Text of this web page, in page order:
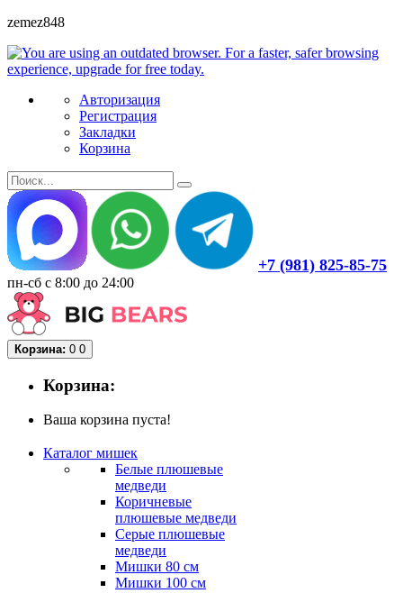
zemez848
Авторизация
Регистрация
Закладки
Корзина
+7 (981) 825-85-75
пн-сб с 8:00 до 24:00
Корзина: 0 0
Корзина:
Ваша корзина пуста!
Каталог мишек
Белые плюшевые
медведи
Коричневые
плюшевые медведи
Серые плюшевые
медведи
Мишки 80 см
Мишки 100 см